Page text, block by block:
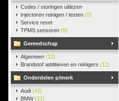
Codes / storingen uitlezen
Injectoren reinigen / testen (0)
Service reset
TPMS sensoren (0)
Gereedschap
Algemeen (32)
Brandstof additieven en reinigers (12)
Onderdelen p/merk
Audi (42)
BMW(27)